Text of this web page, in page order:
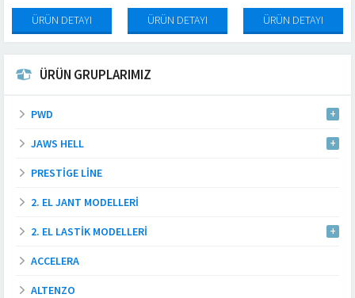
ÜRÜN DETAYI ÜRÜN DETAYI ÜRÜN DETAYI
ÜRÜN GRUPLARIMIZ
PWD
JAWS HELL
PRESTIGE LINE
2. EL JANT MODELLERI
2. EL LASTIK MODELLERI
ACCELERA
ALTENZO